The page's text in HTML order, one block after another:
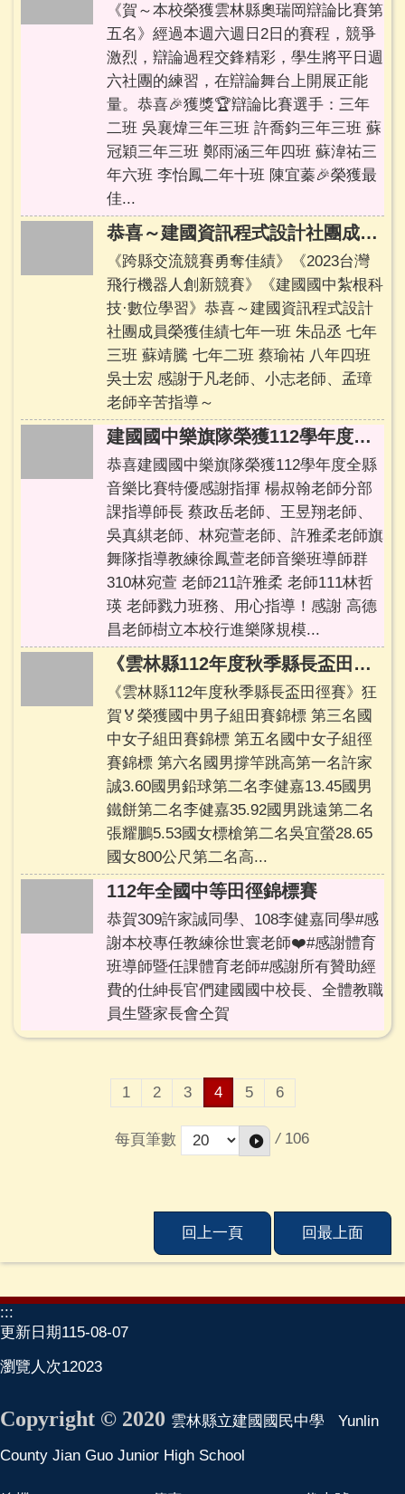
《賀～本校榮獲雲林縣奧瑞岡辯論比賽第
五名》經過本週六週日2日的賽程，競爭
激烈，辯論過程交鋒精彩，學生將平日週
六社團的練習，在辯論舞台上開展正能
量。恭喜🎉獲獎🏆辯論比賽選手：三年
二班 吳襄煒三年三班 許喬鈞三年三班 蘇
冠穎三年三班 鄭雨涵三年四班 蘇湋祐三
年六班 李怡鳳二年十班 陳宜蓁🎉榮獲最
佳...
恭喜～建國資訊程式設計社團成員《2023台灣飛行機器人創新競賽》榮獲佳績
《跨縣交流競賽勇奪佳績》《2023台灣
飛行機器人創新競賽》《建國國中紮根科
技·數位學習》恭喜～建國資訊程式設計
社團成員榮獲佳績七年一班 朱品丞 七年
三班 蘇靖騰 七年二班 蔡瑜祐 八年四班
吳士宏 感謝于凡老師、小志老師、孟璋
老師辛苦指導～
建國國中樂旗隊榮獲112學年度全縣音樂比賽 特優
恭喜建國國中樂旗隊榮獲112學年度全縣
音樂比賽特優感謝指揮 楊叔翰老師分部
課指導師長 蔡政岳老師、王昱翔老師、
吳真綨老師、林宛萱老師、許雅柔老師旗
舞隊指導教練徐鳳萱老師音樂班導師群
310林宛萱 老師211許雅柔 老師111林哲
瑛 老師戮力班務、用心指導！感謝 高德
昌老師樹立本校行進樂隊規模...
《雲林縣112年度秋季縣長盃田徑賽》榮獲佳績
《雲林縣112年度秋季縣長盃田徑賽》狂
賀🏅️榮獲國中男子組田賽錦標 第三名國
中女子組田賽錦標 第五名國中女子組徑
賽錦標 第六名國男撐竿跳高第一名許家
誠3.60國男鉛球第二名李健嘉13.45國男
鐵餅第二名李健嘉35.92國男跳遠第二名
張耀鵬5.53國女標槍第二名吳宜螢28.65
國女800公尺第二名高...
112年全國中等田徑錦標賽
恭賀309許家誠同學、108李健嘉同學#感
謝本校專任教練徐世寰老師❤️#感謝體育
班導師暨任課體育老師#感謝所有贊助經
費的仕紳長官們建國國中校長、全體教職
員生暨家長會仝賀
1 2 3 4 5 6
每頁筆數 / 106
回上一頁 回最上面
:::
更新日期115-08-07
瀏覽人次12023
Copyright © 2020 雲林縣立建國國民中學 Yunlin
County Jian Guo Junior High School